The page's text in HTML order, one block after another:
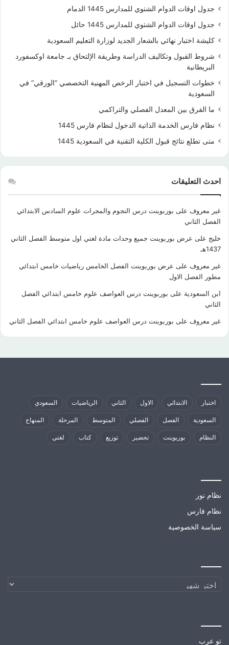
جدول اوقات الدوام الشتوي للمدارس 1445 الدمام
جدول اوقات الدوام الشتوي للمدارس 1445 حائل
كليشة اختبار نهائي بالشعار الجديد لوزارة التعليم السعودية
شروط القبول وتكاليف الدراسة وطريقة الإلتحاق بـ جامعة اوكسفورد
البريطانية
خطوات التسجيل في اختبار الرخص المهنية التخصصي “الورقي” في
السعودية
ما الفرق بين المعدل الفصلي والتراكمي
نظام فارس الخدمة الذاتية الدخول لنظام فارس 1445
متى تطلع نتائج قبول الكلية التقنية في السعودية 1445
احدث التعليقات
غير معروف على بوربوينت درس النجوم والمجرات علوم السادس الابتدائي
الفصل الثاني
خليج على عرض بوربوينت جميع وحدات مادة لغتي اول متوسط الفصل الثاني
1437هـ
غير معروف على عرض بوربوينت الفصل الخامس رياضيات خامس ابتدائي
مطور الفصل الاول
ابن السعودية على بوربوينت درس العواصف علوم خامس ابتدائي الفصل
الثاني
غير معروف على بوربوينت درس العواصف علوم خامس ابتدائي الفصل الثاني
اختبار الابتدائي الاول الثاني الرياضيات السعودي
السعودية الفصل الفصلي المتوسط المرحلة المنهاج
النظام بوربوينت تحضير توزيع كتاب لغتي
نظام نور
نظام فارس
سياسة الخصوصية
الارشيف
تو عرب